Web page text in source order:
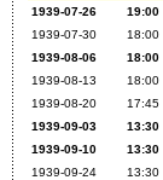
1939-07-26 19:00
1939-07-30
18:00
1939-08-06
18:00
1939-08-13
18:00
1939-08-20
17:45
1939-09-03
13:30
1939-09-10
13:30
1939-09-24
13:30